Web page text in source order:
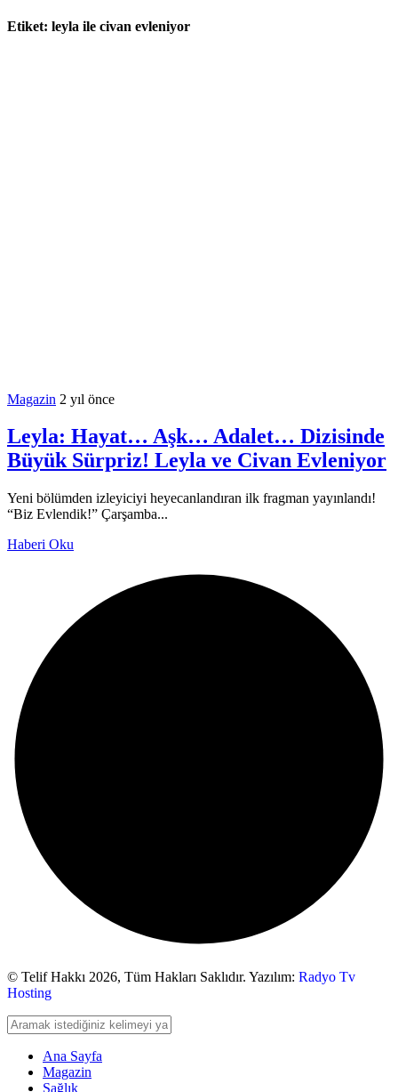
Etiket: leyla ile civan evleniyor
Magazin 2 yıl önce
Leyla: Hayat… Aşk… Adalet… Dizisinde
Büyük Sürpriz! Leyla ve Civan Evleniyor
Yeni bölümden izleyiciyi heyecanlandıran ilk fragman yayınlandı!
“Biz Evlendik!” Çarşamba...
Haberi Oku
© Telif Hakkı 2026, Tüm Hakları Saklıdır. Yazılım: Radyo Tv
Hosting
Ana Sayfa
Magazin
Sağlık